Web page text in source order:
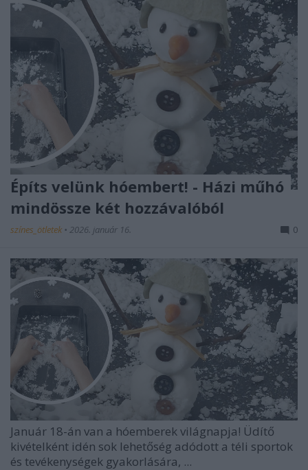
Építs velünk hóembert! - Házi műhó
mindössze két hozzávalóból
színes_ötletek • 2026. január 16. 0
Január 18-án van a hóemberek világnapja! Üdítő
kivételként idén sok lehetőség adódott a téli sportok
és tevékenységek gyakorlására, ...